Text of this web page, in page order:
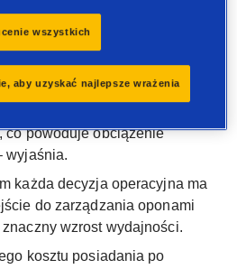
rozwoju, a wszystko
zarządzaniu flotą i
Michelle mierzy się każdego
co powoduje obciążenie
wyjaśnia.
każda decyzja operacyjna ma
do zarządzania oponami
wzrost wydajności.
kosztu posiadania po
wszystkich
aby uzyskać najlepsze wrażenia